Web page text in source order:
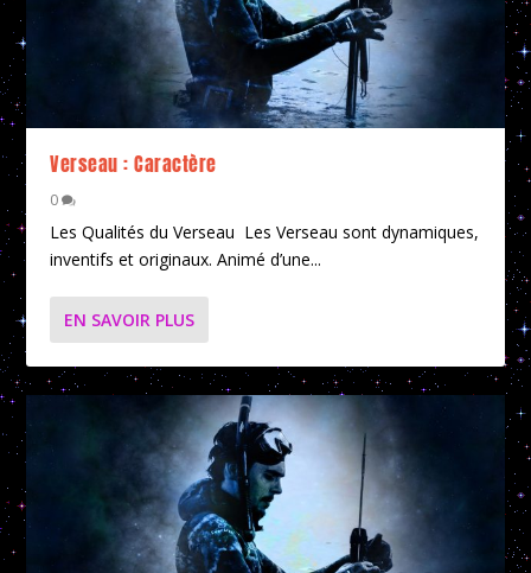
Verseau : Caractère
0
Les Qualités du Verseau Les Verseau sont dynamiques,
inventifs et originaux. Animé d’une...
EN SAVOIR PLUS